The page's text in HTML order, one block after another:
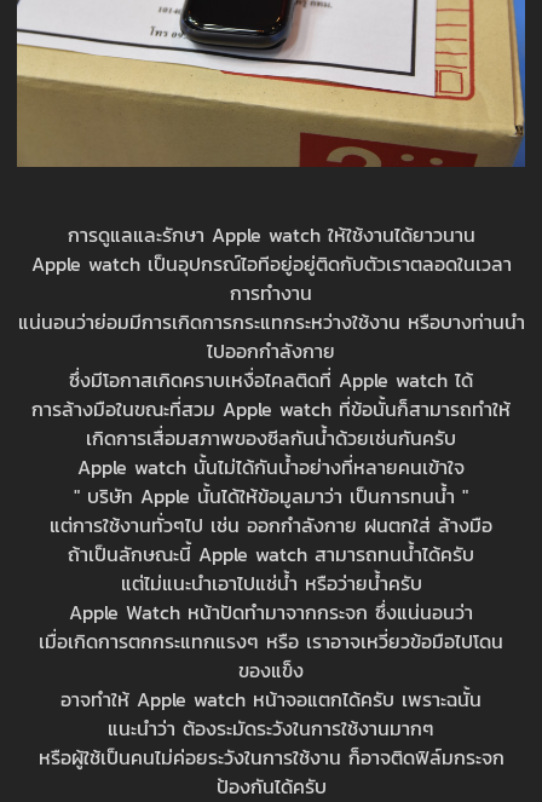
การดูแลและรักษา Apple watch ให้ใช้งานได้ยาวนาน
Apple watch เป็นอุปกรณ์ไอทีอยู่อยู่ติดกับตัวเราตลอดในเวลา
การทำงาน
แน่นอนว่าย่อมมีการเกิดการกระแทกระหว่างใช้งาน หรือบางท่านนำ
ไปออกกำลังกาย
ซึ่งมีโอกาสเกิดคราบเหงื่อไคลติดที่ Apple watch ได้
การล้างมือในขณะที่สวม Apple watch ที่ข้อนั้นก็สามารถทำให้
เกิดการเสื่อมสภาพของซีลกันน้ำด้วยเช่นกันครับ
Apple watch นั้นไม่ได้กันน้ำอย่างที่หลายคนเข้าใจ
" บริษัท Apple นั้นได้ให้ข้อมูลมาว่า เป็นการทนน้ำ "
แต่การใช้งานทั่วๆไป เช่น ออกกำลังกาย ฝนตกใส่ ล้างมือ
ถ้าเป็นลักษณะนี้ Apple watch สามารถทนน้ำได้ครับ
แต่ไม่แนะนำเอาไปแช่น้ำ หรือว่ายน้ำครับ
Apple Watch หน้าปัดทำมาจากกระจก ซึ่งแน่นอนว่า
เมื่อเกิดการตกกระแทกแรงๆ หรือ เราอาจเหวี่ยวข้อมือไปโดน
ของแข็ง
อาจทำให้ Apple watch หน้าจอแตกได้ครับ เพราะฉนั้น
แนะนำว่า ต้องระมัดระวังในการใช้งานมากๆ
หรือผู้ใช้เป็นคนไม่ค่อยระวังในการใช้งาน ก็อาจติดฟิล์มกระจก
ป้องกันได้ครับ